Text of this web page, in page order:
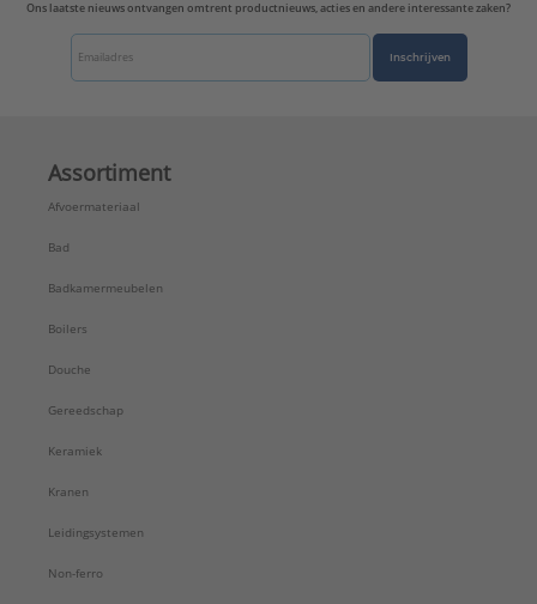
Ons laatste nieuws ontvangen omtrent productnieuws, acties en andere interessante zaken?
Inschrijven
Assortiment
Afvoermateriaal
Bad
Badkamermeubelen
Boilers
Douche
Gereedschap
Keramiek
Kranen
Leidingsystemen
Non-ferro